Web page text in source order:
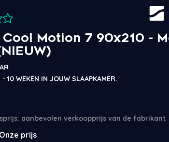
Motion 7 90x210 -
- 10 WEKEN IN JOUW SLAAPKAMER.
aanbevolen verkoopprijs van de fabrikant
Onze prijs